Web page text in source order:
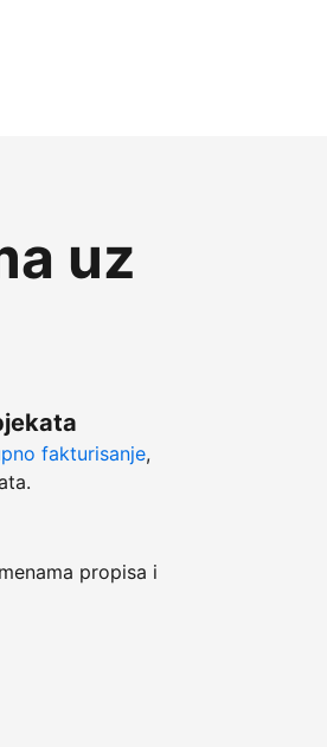
uz
fakturisanje,
propisa i